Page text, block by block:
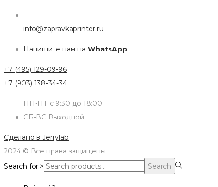
info@zapravkaprinter.ru
Напишите нам на WhatsApp
+7 (495) 129-09-96
+7 (903) 138-34-34
ПН-ПТ с 9:30 до 18:00
СБ-ВС Выходной
Сделано в Jerrylab
2024 © Все права защищены
Search for:>
Search